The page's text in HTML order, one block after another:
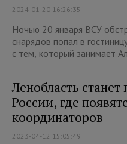
2024-01-20 16:26:35
Ночью 20 января ВСУ
снарядов попал в
с тем, который занимает
Ленобласть
России, где
координаторов
2023-04-12 15:05:49